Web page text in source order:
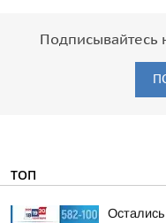
Подписывайтесь
ТОП